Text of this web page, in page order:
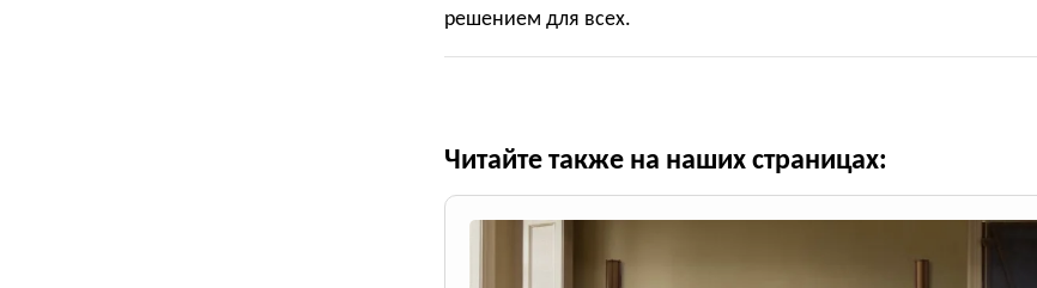
решением для всех.
Читайте также на наших страницах: